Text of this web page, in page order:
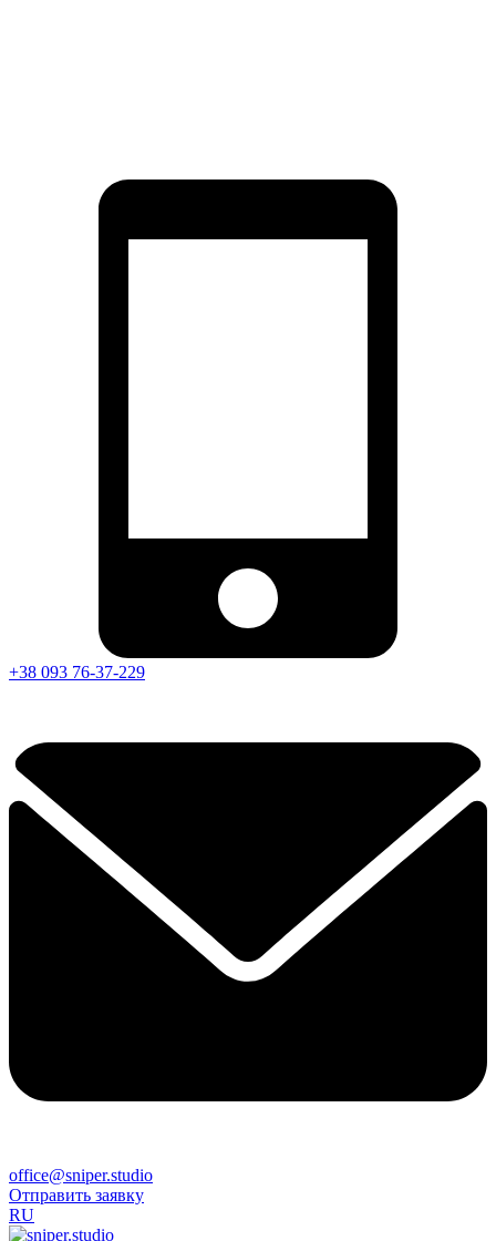
+38 093 76-37-229
office@sniper.studio
Отправить заявку
RU